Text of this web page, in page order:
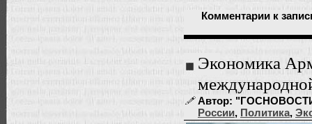
Комментарии к
Экономика
Автор:
России, Политика,